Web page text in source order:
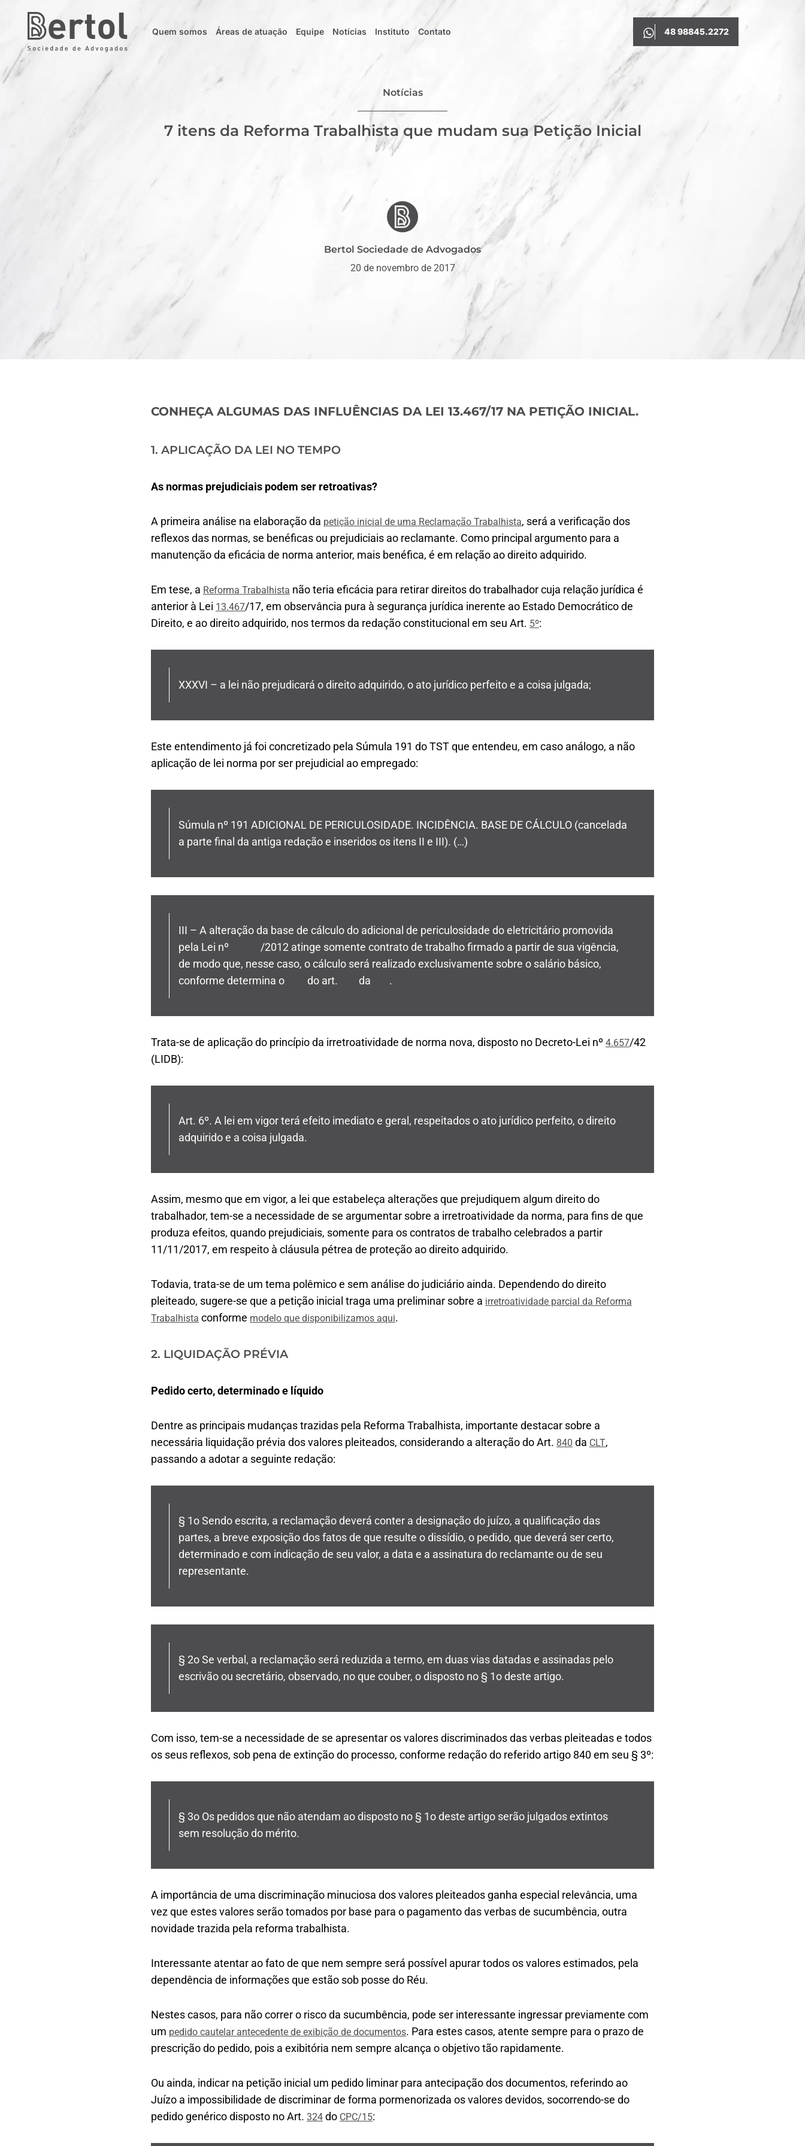
Quem somos Áreas de atuação Equipe Notícias Instituto Contato 48 98845.2272
Notícias
7 itens da Reforma Trabalhista que mudam sua Petição Inicial
Bertol Sociedade de Advogados
20 de novembro de 2017
CONHEÇA ALGUMAS DAS INFLUÊNCIAS DA LEI 13.467/17 NA PETIÇÃO INICIAL.
1. APLICAÇÃO DA LEI NO TEMPO
As normas prejudiciais podem ser retroativas?
A primeira análise na elaboração da petição inicial de uma Reclamação Trabalhista, será a verificação dos
reflexos das normas, se benéficas ou prejudiciais ao reclamante. Como principal argumento para a
manutenção da eficácia de norma anterior, mais benéfica, é em relação ao direito adquirido.
Em tese, a Reforma Trabalhista não teria eficácia para retirar direitos do trabalhador cuja relação jurídica é
anterior à Lei 13.467/17, em observância pura à segurança jurídica inerente ao Estado Democrático de
Direito, e ao direito adquirido, nos termos da redação constitucional em seu Art. 5º:
XXXVI – a lei não prejudicará o direito adquirido, o ato jurídico perfeito e a coisa julgada;
Este entendimento já foi concretizado pela Súmula 191 do TST que entendeu, em caso análogo, a não
aplicação de lei norma por ser prejudicial ao empregado:
Súmula nº 191 ADICIONAL DE PERICULOSIDADE. INCIDÊNCIA. BASE DE CÁLCULO (cancelada
a parte final da antiga redação e inseridos os itens II e III). (…)
III – A alteração da base de cálculo do adicional de periculosidade do eletricitário promovida
pela Lei nº
/2012 atinge somente contrato de trabalho firmado a partir de sua vigência,
de modo que, nesse caso, o cálculo será realizado exclusivamente sobre o salário básico,
conforme determina o
do art. da .
Trata-se de aplicação do princípio da irretroatividade de norma nova, disposto no Decreto-Lei nº 4.657/42
(LIDB):
Art. 6º. A lei em vigor terá efeito imediato e geral, respeitados o ato jurídico perfeito, o direito
adquirido e a coisa julgada.
Assim, mesmo que em vigor, a lei que estabeleça alterações que prejudiquem algum direito do
trabalhador, tem-se a necessidade de se argumentar sobre a irretroatividade da norma, para fins de que
produza efeitos, quando prejudiciais, somente para os contratos de trabalho celebrados a partir
11/11/2017, em respeito à cláusula pétrea de proteção ao direito adquirido.
Todavia, trata-se de um tema polêmico e sem análise do judiciário ainda. Dependendo do direito
pleiteado, sugere-se que a petição inicial traga uma preliminar sobre a irretroatividade parcial da Reforma
Trabalhista conforme modelo que disponibilizamos aqui.
2. LIQUIDAÇÃO PRÉVIA
Pedido certo, determinado e líquido
Dentre as principais mudanças trazidas pela Reforma Trabalhista, importante destacar sobre a
necessária liquidação prévia dos valores pleiteados, considerando a alteração do Art. 840 da CLT,
passando a adotar a seguinte redação:
§ 1o Sendo escrita, a reclamação deverá conter a designação do juízo, a qualificação das
partes, a breve exposição dos fatos de que resulte o dissídio, o pedido, que deverá ser certo,
determinado e com indicação de seu valor, a data e a assinatura do reclamante ou de seu
representante.
§ 2o Se verbal, a reclamação será reduzida a termo, em duas vias datadas e assinadas pelo
escrivão ou secretário, observado, no que couber, o disposto no § 1o deste artigo.
Com isso, tem-se a necessidade de se apresentar os valores discriminados das verbas pleiteadas e todos
os seus reflexos, sob pena de extinção do processo, conforme redação do referido artigo 840 em seu § 3º:
§ 3o Os pedidos que não atendam ao disposto no § 1o deste artigo serão julgados extintos
sem resolução do mérito.
A importância de uma discriminação minuciosa dos valores pleiteados ganha especial relevância, uma
vez que estes valores serão tomados por base para o pagamento das verbas de sucumbência, outra
novidade trazida pela reforma trabalhista.
Interessante atentar ao fato de que nem sempre será possível apurar todos os valores estimados, pela
dependência de informações que estão sob posse do Réu.
Nestes casos, para não correr o risco da sucumbência, pode ser interessante ingressar previamente com
um pedido cautelar antecedente de exibição de documentos. Para estes casos, atente sempre para o prazo de
prescrição do pedido, pois a exibitória nem sempre alcança o objetivo tão rapidamente.
Ou ainda, indicar na petição inicial um pedido liminar para antecipação dos documentos, referindo ao
Juízo a impossibilidade de discriminar de forma pormenorizada os valores devidos, socorrendo-se do
pedido genérico disposto no Art. 324 do CPC/15: